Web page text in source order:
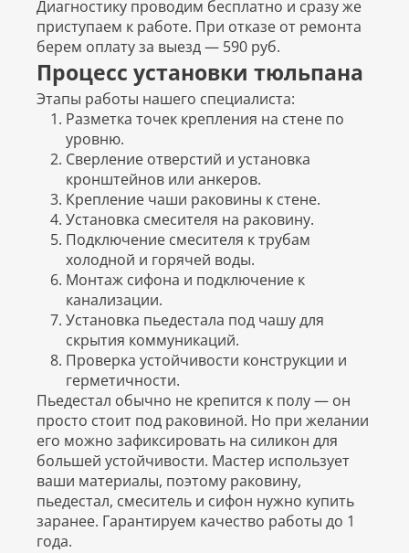
Диагностику проводим бесплатно и сразу же
приступаем к работе. При отказе от ремонта
берем оплату за выезд — 590 руб.
Процесс установки тюльпана
Этапы работы нашего специалиста:
Разметка точек крепления на стене по
уровню.
Сверление отверстий и установка
кронштейнов или анкеров.
Крепление чаши раковины к стене.
Установка смесителя на раковину.
Подключение смесителя к трубам
холодной и горячей воды.
Монтаж сифона и подключение к
канализации.
Установка пьедестала под чашу для
скрытия коммуникаций.
Проверка устойчивости конструкции и
герметичности.
Пьедестал обычно не крепится к полу — он
просто стоит под раковиной. Но при желании
его можно зафиксировать на силикон для
большей устойчивости. Мастер использует
ваши материалы, поэтому раковину,
пьедестал, смеситель и сифон нужно купить
заранее. Гарантируем качество работы до 1
года.